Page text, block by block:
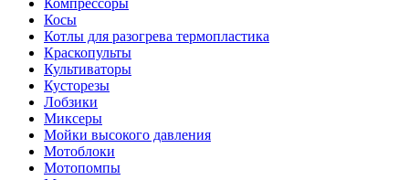
Компрессоры
Косы
Котлы для разогрева термопластика
Краскопульты
Культиваторы
Кусторезы
Лобзики
Миксеры
Мойки высокого давления
Мотоблоки
Мотопомпы